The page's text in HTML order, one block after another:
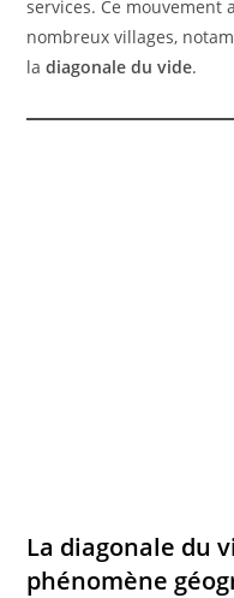
services. Ce mouvement
nombreux villages,
ladiagonale du vide.
La diagonale du
phénomène